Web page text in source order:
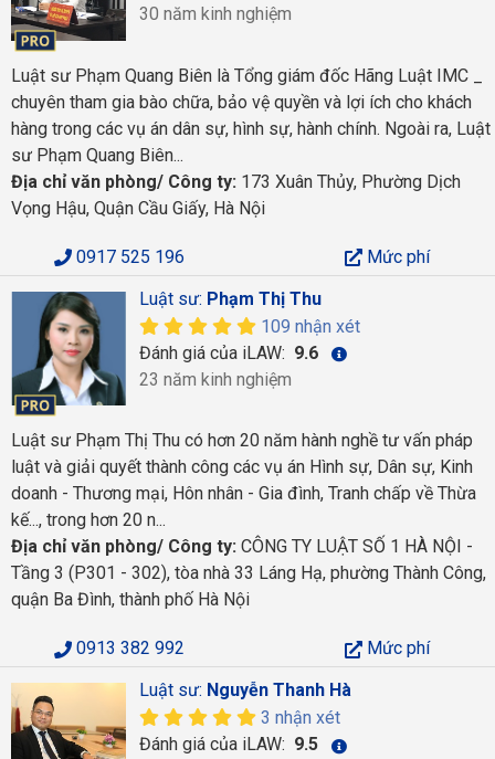
30 năm kinh nghiệm
Luật sư Phạm Quang Biên là Tổng giám đốc Hãng Luật IMC _
chuyên tham gia bào chữa, bảo vệ quyền và lợi ích cho khách
hàng trong các vụ án dân sự, hình sự, hành chính. Ngoài ra, Luật
sư Phạm Quang Biên...
Địa chỉ văn phòng/ Công ty: 173 Xuân Thủy, Phường Dịch
Vọng Hậu, Quận Cầu Giấy, Hà Nội
0917 525 196
Mức phí
Luật sư: Phạm Thị Thu
109 nhận xét
Đánh giá của iLAW: 9.6
23 năm kinh nghiệm
Luật sư Phạm Thị Thu có hơn 20 năm hành nghề tư vấn pháp
luật và giải quyết thành công các vụ án Hình sự, Dân sự, Kinh
doanh - Thương mại, Hôn nhân - Gia đình, Tranh chấp về Thừa
kế..., trong hơn 20 n...
Địa chỉ văn phòng/ Công ty: CÔNG TY LUẬT SỐ 1 HÀ NỘI -
Tầng 3 (P301 - 302), tòa nhà 33 Láng Hạ, phường Thành Công,
quận Ba Đình, thành phố Hà Nội
0913 382 992
Mức phí
Luật sư: Nguyễn Thanh Hà
3 nhận xét
Đánh giá của iLAW: 9.5